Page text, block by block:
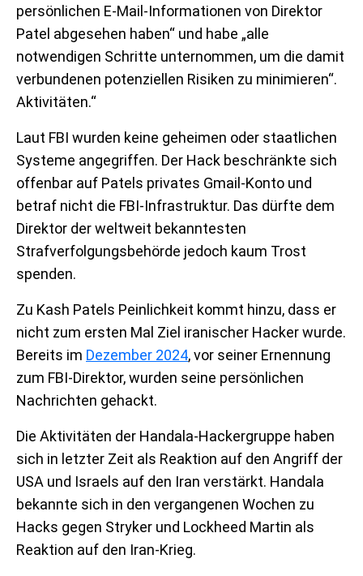
persönlichen E-Mail-Informationen von Direktor
Patel abgesehen haben“ und habe „alle
notwendigen Schritte unternommen, um die damit
verbundenen potenziellen Risiken zu minimieren“.
Aktivitäten.“
Laut FBI wurden keine geheimen oder staatlichen
Systeme angegriffen. Der Hack beschränkte sich
offenbar auf Patels privates Gmail-Konto und
betraf nicht die FBI-Infrastruktur. Das dürfte dem
Direktor der weltweit bekanntesten
Strafverfolgungsbehörde jedoch kaum Trost
spenden.
Zu Kash Patels Peinlichkeit kommt hinzu, dass er
nicht zum ersten Mal Ziel iranischer Hacker wurde.
Bereits im Dezember 2024, vor seiner Ernennung
zum FBI-Direktor, wurden seine persönlichen
Nachrichten gehackt.
Die Aktivitäten der Handala-Hackergruppe haben
sich in letzter Zeit als Reaktion auf den Angriff der
USA und Israels auf den Iran verstärkt. Handala
bekannte sich in den vergangenen Wochen zu
Hacks gegen Stryker und Lockheed Martin als
Reaktion auf den Iran-Krieg.